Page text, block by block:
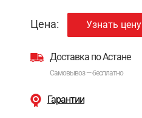
Цена: Узнать цену
Доставка по Астане
Самовывоз — бесплатно
Гарантии